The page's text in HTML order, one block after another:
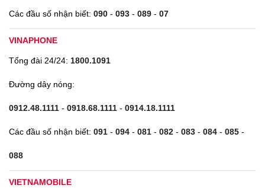
Các đầu số nhận biết: 090 - 093 - 089 - 07
VINAPHONE
Tổng đài 24/24: 1800.1091
Đường dây nóng:
0912.48.1111 - 0918.68.1111 - 0914.18.1111
Các đầu số nhận biết: 091 - 094 - 081 - 082 - 083 - 084 - 085 -
088
VIETNAMOBILE